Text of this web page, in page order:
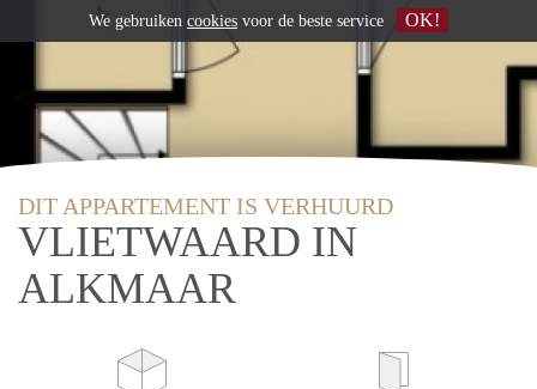
DIT APPARTEMENT IS VERHUURD
VLIETWAARD IN
ALKMAAR
We gebruiken cookies voor de beste service OK!